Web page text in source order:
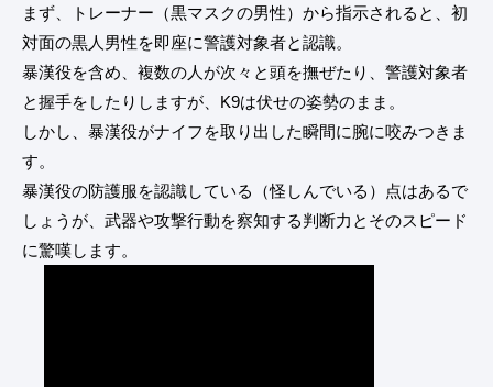
まず、トレーナー（黒マスクの男性）から指示されると、初
対面の黒人男性を即座に警護対象者と認識。
暴漢役を含め、複数の人が次々と頭を撫ぜたり、警護対象者
と握手をしたりしますが、K9は伏せの姿勢のまま。
しかし、暴漢役がナイフを取り出した瞬間に腕に咬みつきま
す。
暴漢役の防護服を認識している（怪しんでいる）点はあるで
しょうが、武器や攻撃行動を察知する判断力とそのスピード
に驚嘆します。